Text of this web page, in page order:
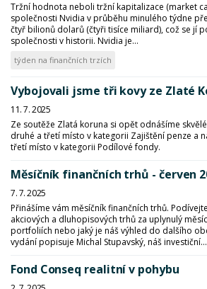
Tržní hodnota neboli tržní kapitalizace (market
společnosti Nvidia v průběhu minulého týdne
čtyř bilionů dolarů (čtyři tisíce miliard), což se jí
společnosti v historii. Nvidia je...
týden na finančních trzích
Vybojovali jsme tři kovy ze Zlaté
11. 7. 2025
Ze soutěže Zlatá koruna si opět odnášíme
druhé a třetí místo v kategorii Zajištění penze a
třetí místo v kategorii Podílové fondy.
Měsíčník finančních trhů - červen
7. 7. 2025
Přinášíme vám měsíčník finančních trhů.
akciových a dluhopisových trhů za uplynulý
portfoliích nebo jaký je náš výhled do dalšího
vydání popisuje Michal Stupavský, náš investiční...
Fond Conseq realitní v pohybu